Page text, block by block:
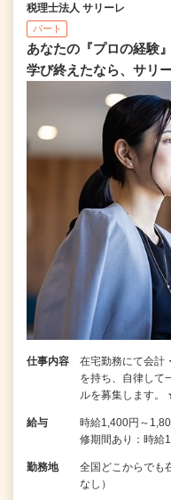
税理士法人 サリーレ
パート
あなたの『プロの経験
学び終えたなら、サリ
仕事内容
在宅勤務にて会計
を持ち、自律して
ルを募集します
給与
時給1,400円～
修期間あり：時給
勤務地
全国どこからでも
なし）